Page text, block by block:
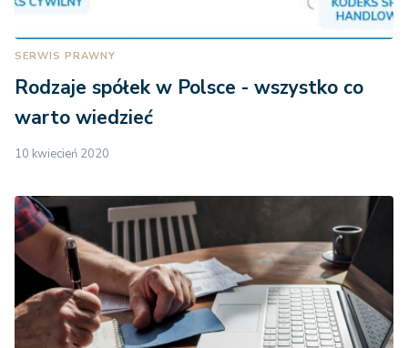
SERWIS PRAWNY
Rodzaje spółek w Polsce - wszystko co
warto wiedzieć
10 kwiecień 2020